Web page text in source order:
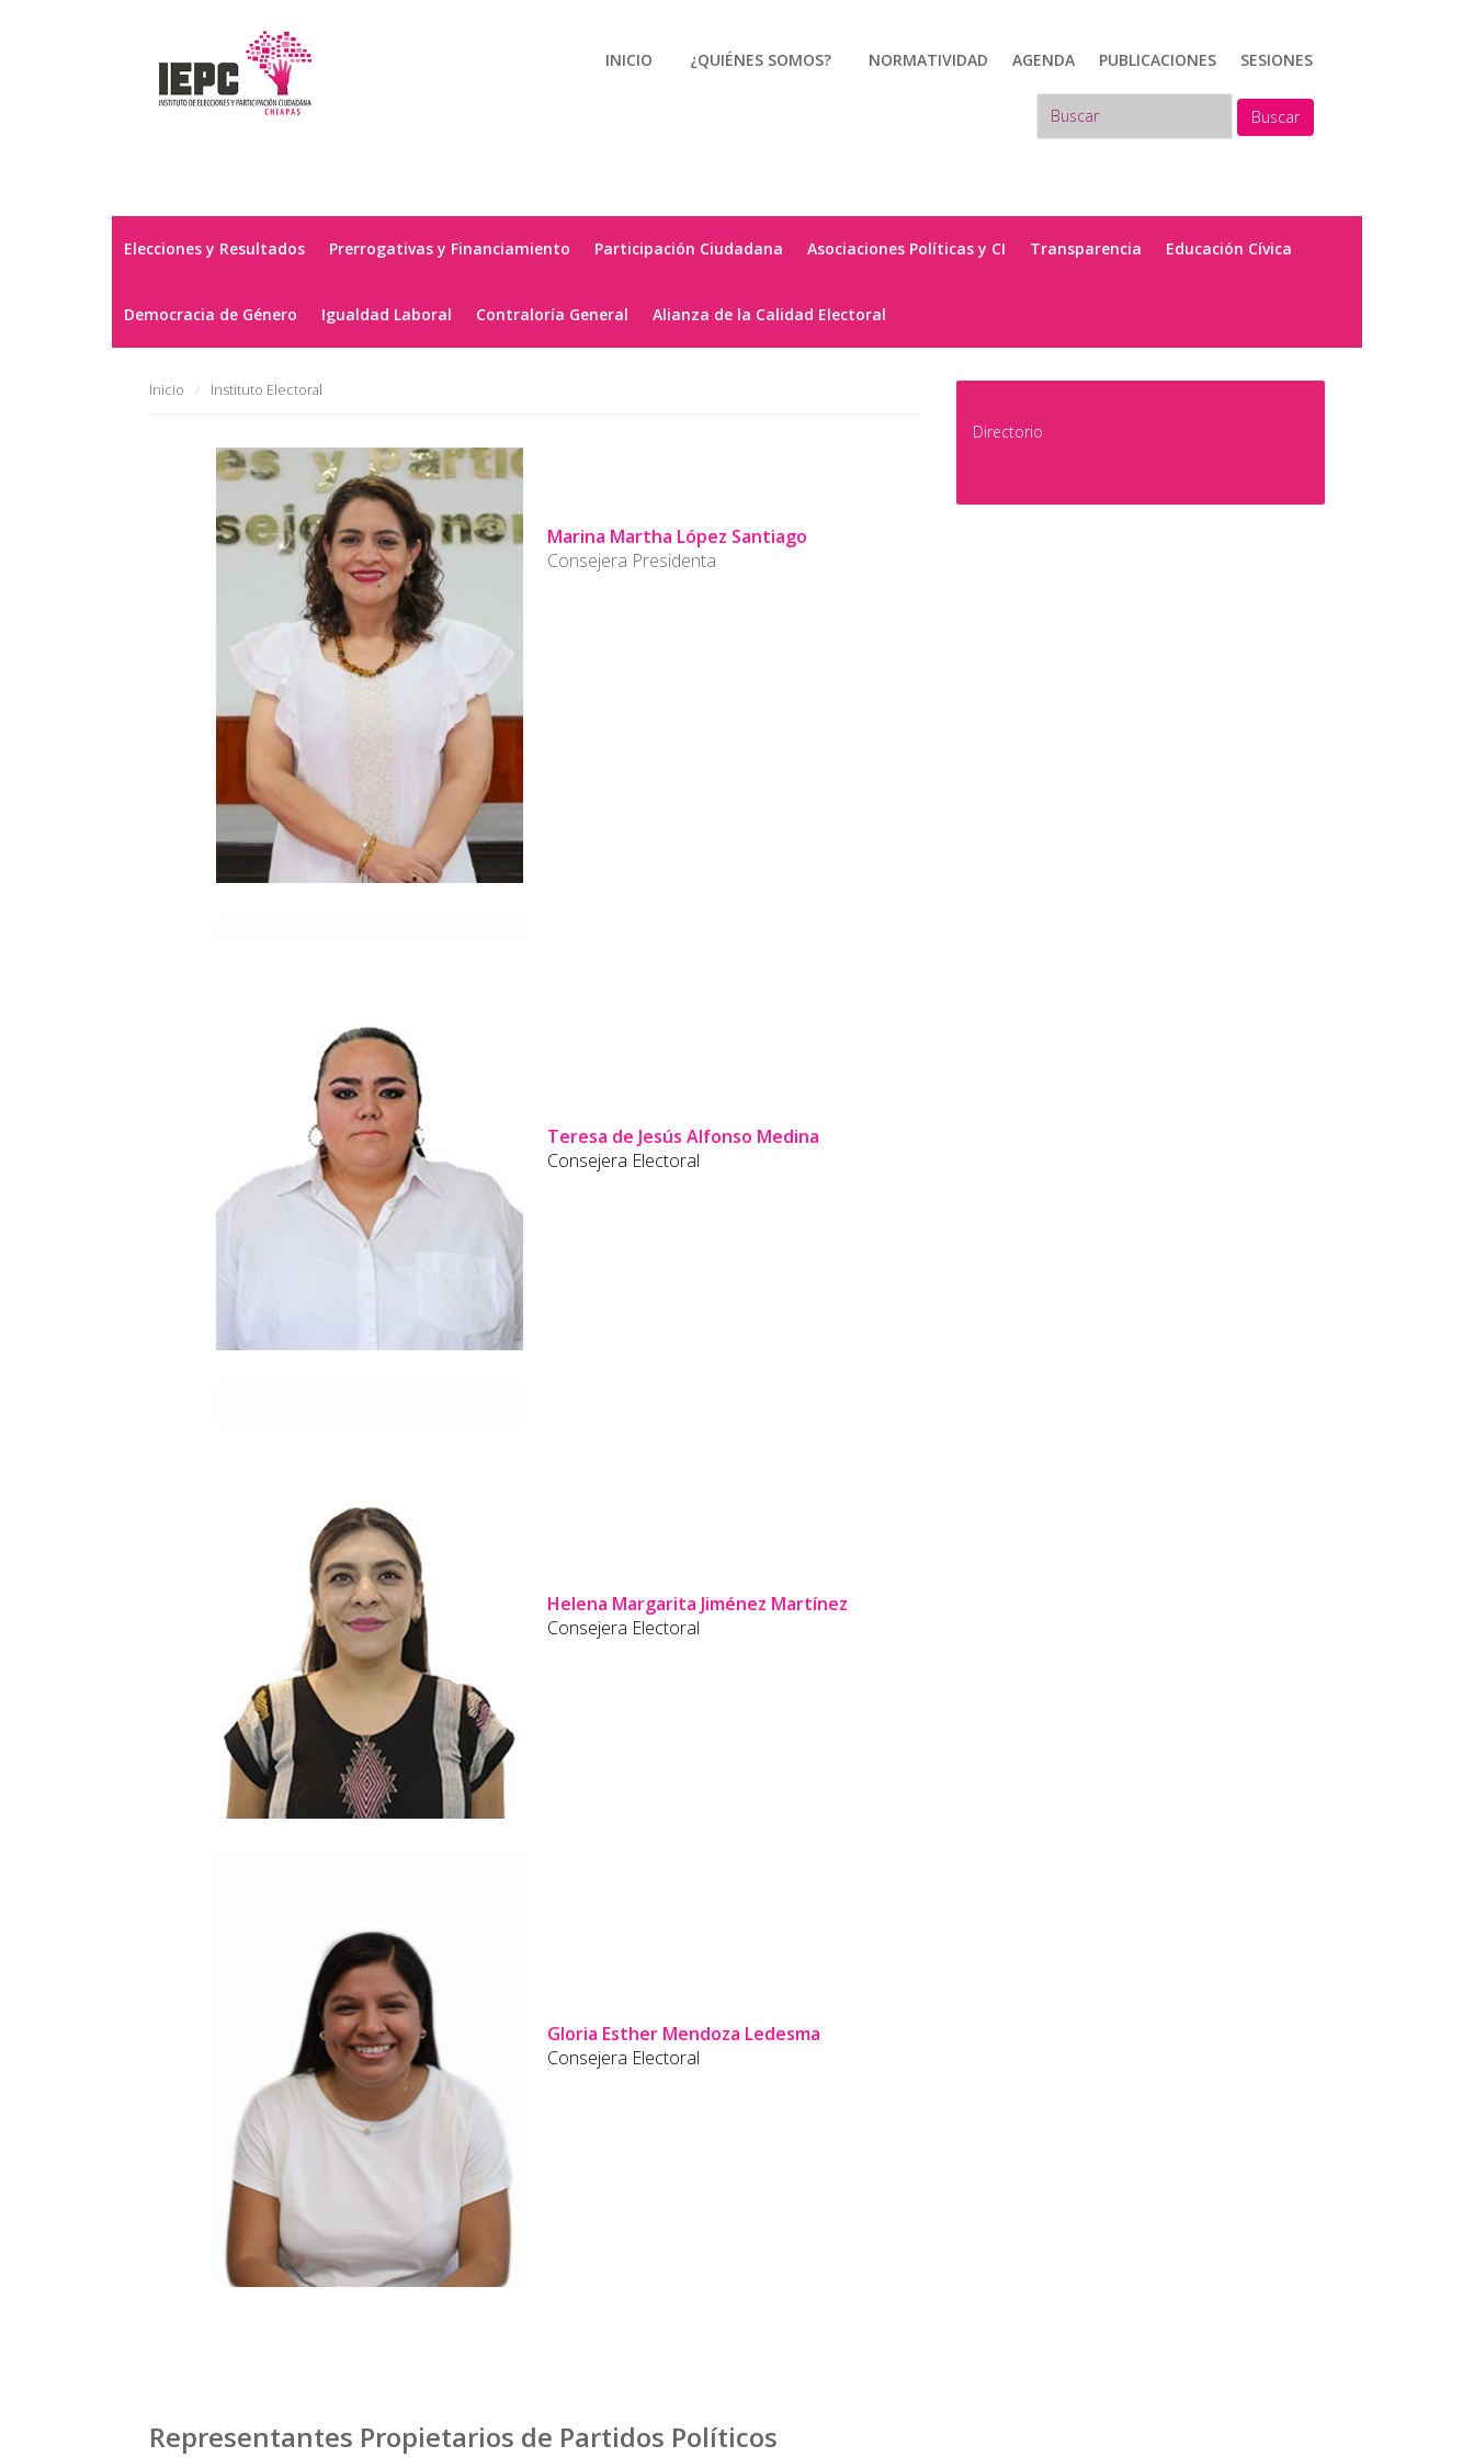
INICIO ¿QUIÉNES SOMOS? NORMATIVIDAD AGENDA PUBLICACIONES SESIONES
Buscar
Elecciones y Resultados Prerrogativas y Financiamiento Participación Ciudadana Asociaciones Políticas y CI Transparencia Educación Cívica
Democracia de Género Igualdad Laboral Contraloría General Alianza de la Calidad Electoral
Inicio Instituto Electoral
Marina Martha López Santiago
Consejera Presidenta
Teresa de Jesús Alfonso Medina
Consejera Electoral
Helena Margarita Jiménez Martínez
Consejera Electoral
Gloria Esther Mendoza Ledesma
Consejera Electoral
Representantes Propietarios de Partidos Políticos
Directorio